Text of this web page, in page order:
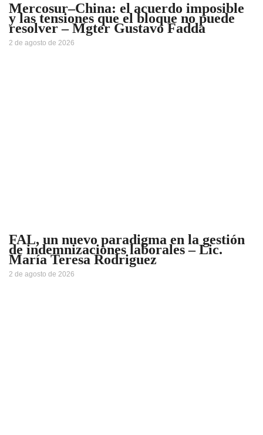
Mercosur–China: el acuerdo imposible
y las tensiones que el bloque no puede
resolver – Mgter Gustavo Fadda
2 de agosto de 2026
FAL, un nuevo paradigma en la gestión
de indemnizaciones laborales – Lic.
María Teresa Rodriguez
2 de agosto de 2026